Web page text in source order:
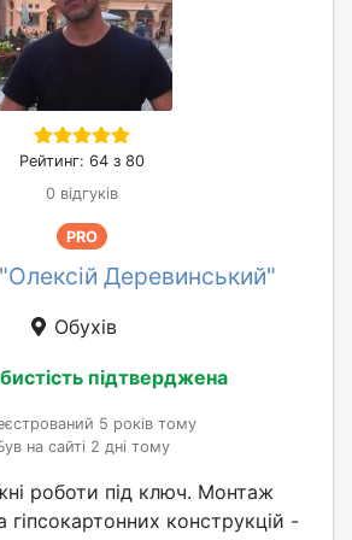
Рейтинг: 64 з 80
0 відгуків
PRO
Деревинський"
Обухів
підтверджена
5 років тому
на сайті 2 дні тому
роботи під ключ. Монтаж
гіпсокартонних конструкцій -